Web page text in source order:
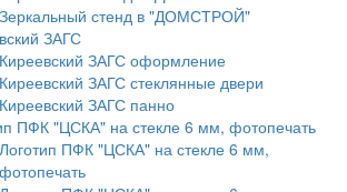
Зеркальный стенд в "ДОМСТРОЙ"
ЗАГС
Киреевский ЗАГС оформление
Киреевский ЗАГС стеклянные двери
Киреевский ЗАГС панно
ПФК "ЦСКА" на стекле 6 мм, фотопечать
Логотип ПФК "ЦСКА" на стекле 6 мм,
фотопечать